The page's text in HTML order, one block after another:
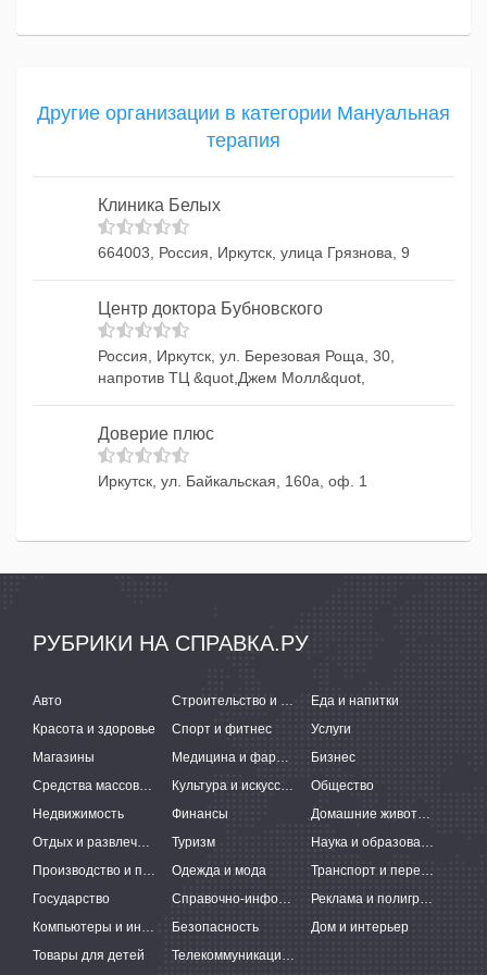
Другие организации в категории Мануальная
терапия
Клиника Белых
664003, Россия, Иркутск, улица Грязнова, 9
Центр доктора Бубновского
Россия, Иркутск, ул. Березовая Роща, 30,
напротив ТЦ &quot,Джем Молл&quot,
Доверие плюс
Иркутск, ул. Байкальская, 160а, оф. 1
РУБРИКИ НА СПРАВКА.РУ
Авто Строительство и ремонт
Еда и напитки
Красота и здоровье
Спорт и фитнес
Услуги
Магазины
Медицина и фармацевтика
Бизнес
Средства массовой информации
Культура и искусство
Общество
Недвижимость
Финансы
Домашние животные
Отдых и развлечения
Туризм
Наука и образование
Производство и поставки
Одежда и мода
Транспорт и перевозки
Государство
Справочно-информационные системы
Реклама и полиграфия
Компьютеры и интернет
Безопасность
Дом и интерьер
Товары для детей
Телекоммуникации и связь